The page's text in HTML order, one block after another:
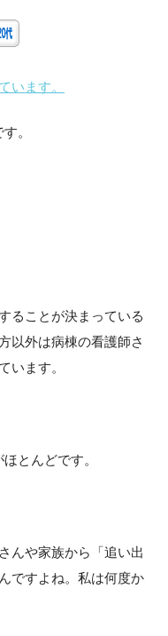
います。
。
ることが決まっている
以外は病棟の看護師さ
います。
とんどです。
んや家族から「追い出
ですよね。私は何度か